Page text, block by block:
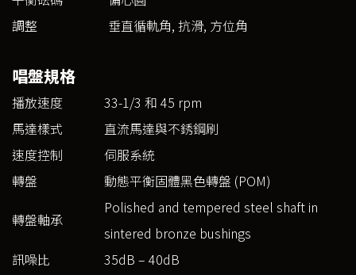
調整
垂直循軌角, 抗滑, 方位角
唱盤規格
播放速度
33-1/3 和 45 rpm
馬達樣式
直流馬達與不銹鋼刷
速度控制
伺服系統
轉盤
動態平衡固體黑色轉盤 (POM)
轉盤軸承
Polished and tempered steel shaft in
sintered bronze bushings
訊噪比
35dB – 40dB